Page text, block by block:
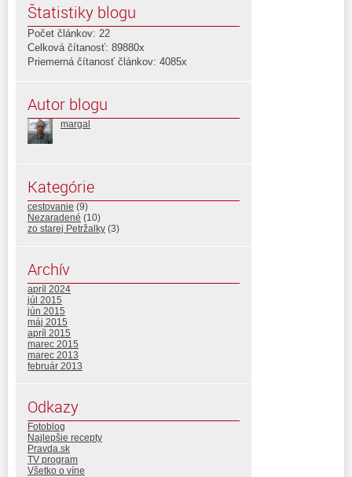
Štatistiky blogu
Počet článkov: 22
Celková čítanosť: 89880x
Priemerná čítanosť článkov: 4085x
Autor blogu
margal
Kategórie
cestovanie (9)
Nezaradené (10)
zo starej Petržalky (3)
Archív
apríl 2024
júl 2015
jún 2015
máj 2015
apríl 2015
marec 2015
marec 2013
február 2013
Odkazy
Fotoblog
Najlepšie recepty
Pravda.sk
TV program
Všetko o víne